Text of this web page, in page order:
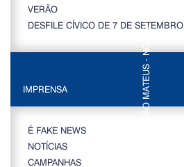
VERÃO
DESFILE CÍVICO DE 7 DE SETEMBRO
IMPRENSA
É FAKE NEWS
NOTÍCIAS
CAMPANHAS